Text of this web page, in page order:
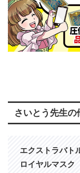
さいとう先生の
エクストラバト
ロイヤルマスク